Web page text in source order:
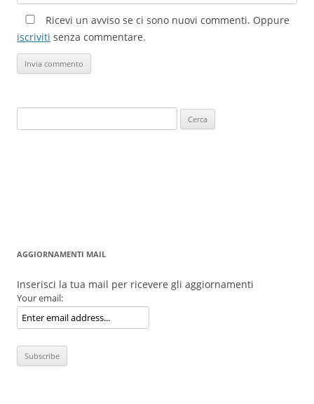
Ricevi un avviso se ci sono nuovi commenti. Oppure
iscriviti senza commentare.
per:
AGGIORNAMENTI MAIL
Inserisci la tua mail per ricevere gli aggiornamenti
Your email: